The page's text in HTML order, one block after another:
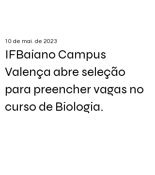
IFBaiano Campus
Valença abre seleção
para preencher vagas no
curso de Biologia.
10 de mai. de 2023